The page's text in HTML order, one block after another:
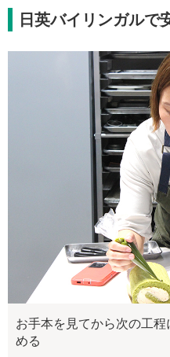
日英バイリンガルで
お手本を見てから次の工
める